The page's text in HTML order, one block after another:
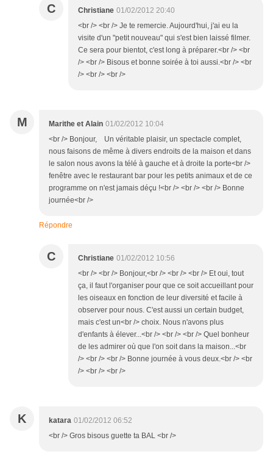
C Christiane 01/02/2012 20:40
<br /> <br /> Je te remercie. Aujourd'hui, j'ai eu la
visite d'un "petit nouveau" qui s'est bien laissé filmer.
Ce sera pour bientot, c'est long à préparer.<br /> <br
/> <br /> Bisous et bonne soirée à toi aussi.<br /> <br
/> <br /> <br />
M Marithe et Alain 01/02/2012 10:04
<br /> Bonjour, Un véritable plaisir, un spectacle complet,
nous faisons de même à divers endroits de la maison et dans
le salon nous avons la télé à gauche et à droite la porte<br />
fenêtre avec le restaurant bar pour les petits animaux et de ce
programme on n'est jamais déçu !<br /> <br /> <br /> Bonne
journée<br />
Répondre
C Christiane 01/02/2012 10:56
<br /> <br /> Bonjour,<br /> <br /> <br /> Et oui, tout
ça, il faut l'organiser pour que ce soit accueillant pour
les oiseaux en fonction de leur diversité et facile à
observer pour nous. C'est aussi un certain budget,
mais c'est un<br /> choix. Nous n'avons plus
d'enfants à élever...<br /> <br /> <br /> Quel bonheur
de les admirer où que l'on soit dans la maison...<br
/> <br /> <br /> Bonne journée à vous deux.<br /> <br
/> <br /> <br />
K katara 01/02/2012 06:52
<br /> Gros bisous guette ta BAL <br />